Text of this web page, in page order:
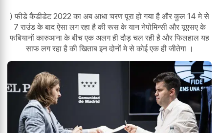
) फीडे कैंडीडेट 2022 का अब आधा चरण पूरा हो गया है और कुल 14 मे से
7 राउंड के बाद ऐसा लग रहा है की रूस के यान नेपोमिन्सी और यूएसए के
फबियानों कारुआना के बीच एक अलग ही दौड़ चल रही है और फिलहाल यह
साफ लग रहा है की खिताब इन दोनों मे से कोई एक ही जीतेगा ।